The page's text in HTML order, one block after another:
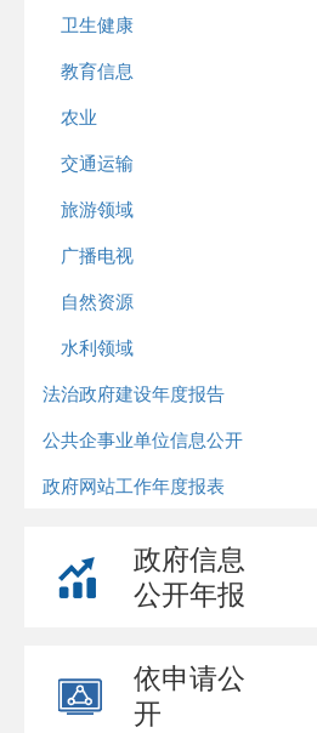
卫生健康
教育信息
农业
交通运输
旅游领域
广播电视
自然资源
水利领域
法治政府建设年度报告
公共企事业单位信息公开
政府网站工作年度报表
政府信息
公开年报
依申请公
开